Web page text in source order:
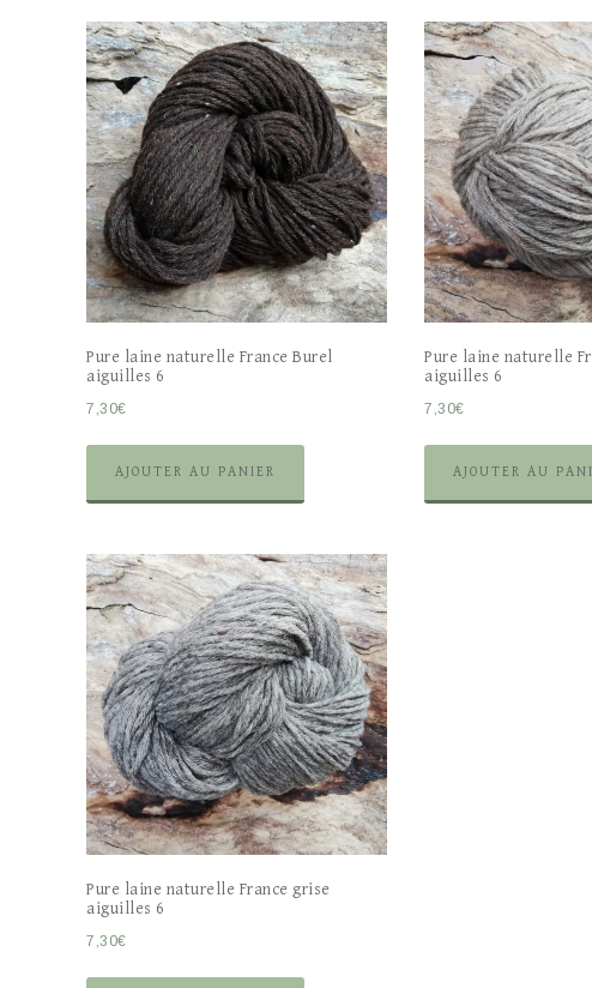
Pure laine naturelle France Burel
aiguilles 6
7,30€
AJOUTER AU PANIER
Pure laine naturelle
aiguilles 6
7,30€
AJOUTER AU
Pure laine naturelle France grise
aiguilles 6
7,30€